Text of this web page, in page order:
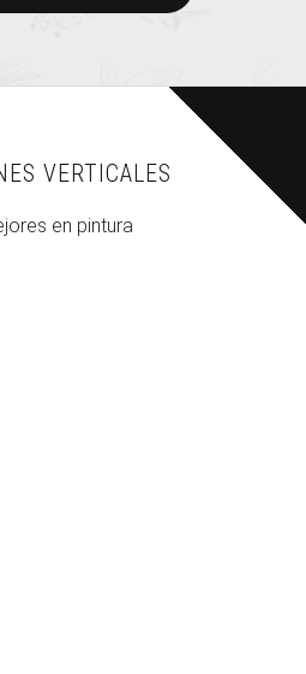
VERTICALES
en pintura